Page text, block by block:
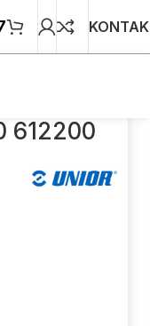
612200